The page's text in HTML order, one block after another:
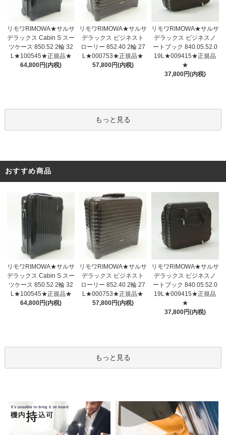
リモワRIMOWA★サルサ
デラックス Cabin S スー
ツケース 850.52 2輪 32
L★100545★正規品★
64,800円(内税)
リモワRIMOWA★サルサ
デラックス ビジネスト
ローリー 852.40 2輪 27
L★000753★正規品★
57,800円(内税)
リモワRIMOWA★サルサ
デラックス ビジネスノ
ートブック 840.05.52.0
19L★009415★正規品
★
37,800円(内税)
もっと見る
おすすめ商品
リモワRIMOWA★サルサ
デラックス Cabin S スー
ツケース 850.52 2輪 32
L★100545★正規品★
64,800円(内税)
リモワRIMOWA★サルサ
デラックス ビジネスト
ローリー 852.40 2輪 27
L★000753★正規品★
57,800円(内税)
リモワRIMOWA★サルサ
デラックス ビジネスノ
ートブック 840.05.52.0
19L★009415★正規品
★
37,800円(内税)
もっと見る